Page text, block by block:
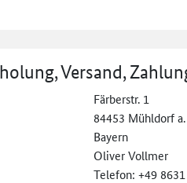
Versand,
Färberstr. 1
84453 Mühldorf
Bayern
Oliver Vollmer
Telefon: +49